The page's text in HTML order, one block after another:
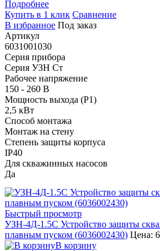
Подробнее
Купить в 1 клик Сравнение
В избранное Под заказ
Артикул
6031001030
Серия прибора
Серия УЗН Ст
Рабочее напряжение
150 - 260 В
Мощность выхода (P1)
2,5 кВт
Способ монтажа
Монтаж на стену
Степень защиты корпуса
IP40
Для скважинных насосов
Да
Быстрый просмотр
УЗН-4Д-1.5С Устройство защиты
плавным пуском (6036002430) Цена:
В корзину